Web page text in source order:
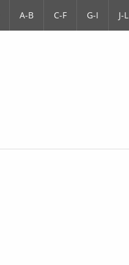
A-B C-F G-I J-L